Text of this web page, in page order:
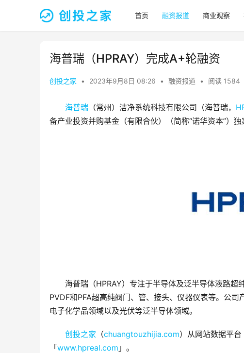
首页 融资报道 商业观察
海普瑞（HPRAY）完成A+轮融资
创投之家 • 2023年9月8日 08:26 • 融资报道 • 阅读 1584
海普瑞 （常州）洁净系统科技有限公司（海普瑞，
备产业投资并购基金（有限合伙）（简称“诺华资本”）独
海普瑞（HPRAY）专注于半导体及泛半导体液路
PVDF和PFA超高纯阀门、管、接头、仪器仪表等。公
电子化学品领域以及光伏等泛半导体领域。
创投之家 （chuangtouzhijia.com）从网站数据平
「www.hpreal.com 」。